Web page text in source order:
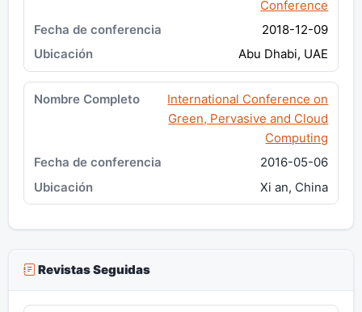
Conference
2018-12-09
Abu Dhabi, UAE
International Conference on
Green, Pervasive and Cloud
Computing
2016-05-06
Xi an, China
Revistas Seguidas